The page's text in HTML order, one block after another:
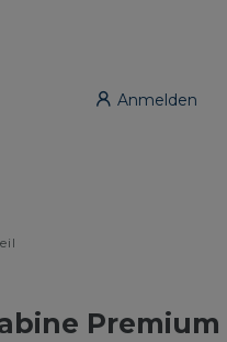
Anmelden
Premium